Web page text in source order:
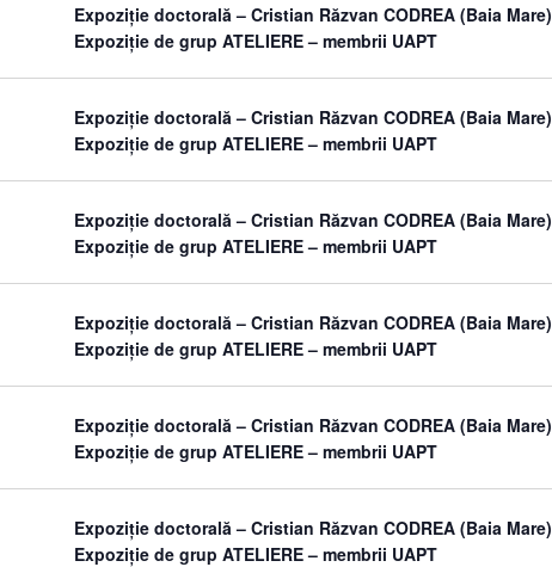
Expoziție doctorală – Cristian Răzvan CODREA (Baia Mare)
Expoziție de grup ATELIERE – membrii UAPT
Expoziție doctorală – Cristian Răzvan CODREA (Baia Mare)
Expoziție de grup ATELIERE – membrii UAPT
Expoziție doctorală – Cristian Răzvan CODREA (Baia Mare)
Expoziție de grup ATELIERE – membrii UAPT
Expoziție doctorală – Cristian Răzvan CODREA (Baia Mare)
Expoziție de grup ATELIERE – membrii UAPT
Expoziție doctorală – Cristian Răzvan CODREA (Baia Mare)
Expoziție de grup ATELIERE – membrii UAPT
Expoziție doctorală – Cristian Răzvan CODREA (Baia Mare)
Expoziție de grup ATELIERE – membrii UAPT